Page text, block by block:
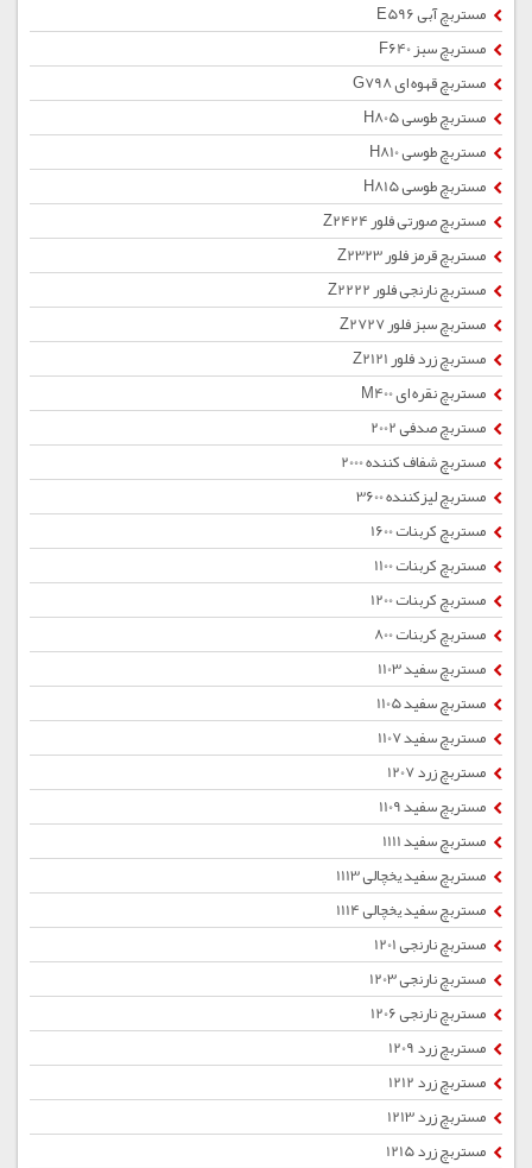
مستربچ آبی E596
مستربچ سبز F640
مستربچ قهوه ای G798
مستربچ طوسی H805
مستربچ طوسی H810
مستربچ طوسی H815
مستربچ صورتی فلور Z2424
مستربچ قرمز فلور Z2323
مستربچ نارنجی فلور Z2222
مستربچ سبز فلور Z2727
مستربچ زرد فلور Z2121
مستربچ نقره ای M400
مستربچ صدفی 2002
مستربچ شفاف کننده 2000
مستربچ لیزکننده 3600
مستربچ کربنات 1600
مستربچ کربنات 1100
مستربچ کربنات 1200
مستربچ کربنات 800
مستربچ سفید 1103
مستربچ سفید 1105
مستربچ سفید 1107
مستربچ زرد 1207
مستربچ سفید 1109
مستربچ سفید 1111
مستربچ سفید یخچالی 1113
مستربچ سفید یخچالی 1114
مستربچ نارنجی 1201
مستربچ نارنجی 1203
مستربچ نارنجی 1206
مستربچ زرد 1209
مستربچ زرد 1212
مستربچ زرد 1213
مستربچ زرد 1215